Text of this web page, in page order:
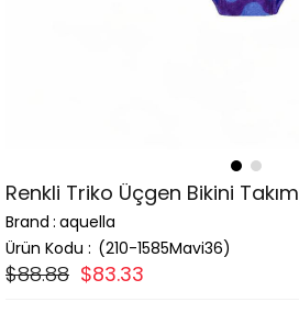
Renkli Triko Üçgen Bikini Takım
Brand : aquella
(210-1585Mavi36)
$88.88 $83.33